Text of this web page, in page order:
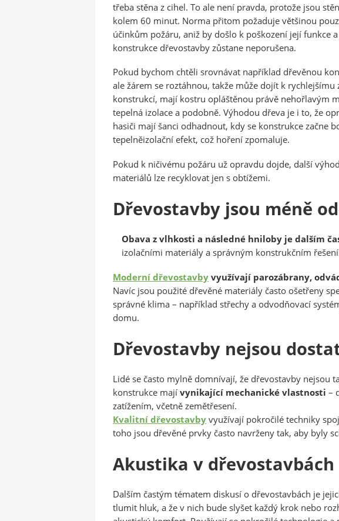
třeba stěna z cihel. To ale není pravda, protože jsou
kolem 60 minut. Norma přitom požaduje většinou
účinkům požáru, aniž by došlo k poškození její funkce
konstrukce dřevostavby zůstane neporušena.
Pokud bychom chtěli srovnávat například dřevěnou
ale žárem se roztáhnou, takže může dojít k
konstrukcí, mají kostru opláštěnou právě nehořlavým
tepelná izolace a podobně. Výhodou dřeva je i to, že
hasiči mají šanci odhadnout, kdy se konstrukce začne
tepelněizolační efekt, což hoření zpomaluje.
Pokud k ničivému požáru už opravdu dojde, další
materiálů lze recyklovat jen s obtížemi.
Dřevostavby jsou méně
Obava z vlhkosti a následné hniloby je dalším
izolačními materiály a správným konstrukčním
Moderní dřevostavby využívají parozábrany,
Navíc jsou použité dřevěné materiály často ošetřeny
správné klima – například střechy a odvodňovací
domu.
Dřevostavby nejsou
Lidé se často mylně domnívají, že dřevostavby nejsou
konstrukce mají vynikající mechanické vlastnosti –
zatížením, včetně zemětřesení.
Kvalitní dřevostavby využívají pokročilé techniky
toho jsou dřevěné prvky často navrženy tak, aby byly
Akustika v dřevostavbách
Dalším častým tématem diskusí o dřevostavbách je
tlumit hluk, a že v nich bude slyšet každý krok nebo